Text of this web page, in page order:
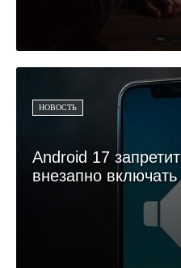
НОВОСТЬ
Android 17
внезапно